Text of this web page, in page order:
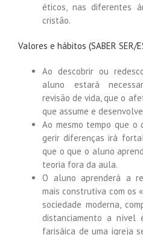
éticos, nas diferentes
cristão.
Valores e hábitos (SABER SER/
Ao descobrir ou
aluno estará
revisão de vida, que o
que assume e
Ao mesmo tempo que o
gerir diferenças irá
que o que o aluno
teoria fora da aula.
O aluno aprenderá a
mais construtiva com os
sociedade moderna,
distanciamento a nível
farisáica de uma igreja